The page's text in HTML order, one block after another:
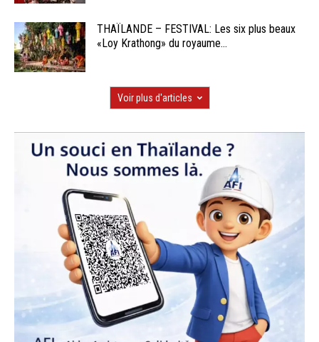
THAÏLANDE – FESTIVAL: Les six plus beaux
«Loy Krathong» du royaume...
Voir plus d'articles